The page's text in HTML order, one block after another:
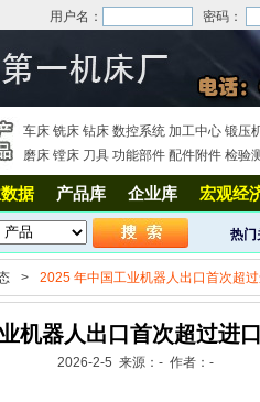
分析 用户名： 密码：
车床 铣床 钻床 数控系统 加工中心 锻压
磨床 镗床 刀具 功能部件 配件附件 检验
据 产品库 企业库 宏观经
热门
> 2025 年中国工业机器人出口首次超
机器人出口首次超过进
2026-2-5 来源：- 作者：-